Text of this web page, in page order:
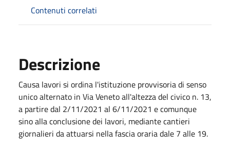
Contenuti correlati
Descrizione
Causa lavori si ordina l'istituzione provvisoria di senso
unico alternato in Via Veneto all'altezza del civico n. 13,
a partire dal 2/11/2021 al 6/11/2021 e comunque
sino alla conclusione dei lavori, mediante cantieri
giornalieri da attuarsi nella fascia oraria dale 7 alle 19.